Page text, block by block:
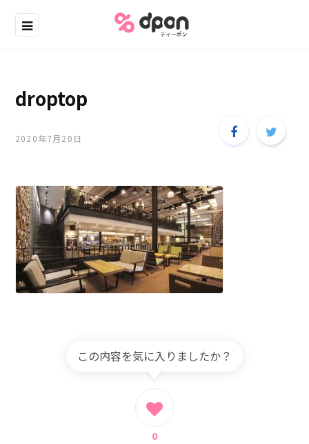
droptop
2020年7月20日
この内容を気に入りましたか？
0